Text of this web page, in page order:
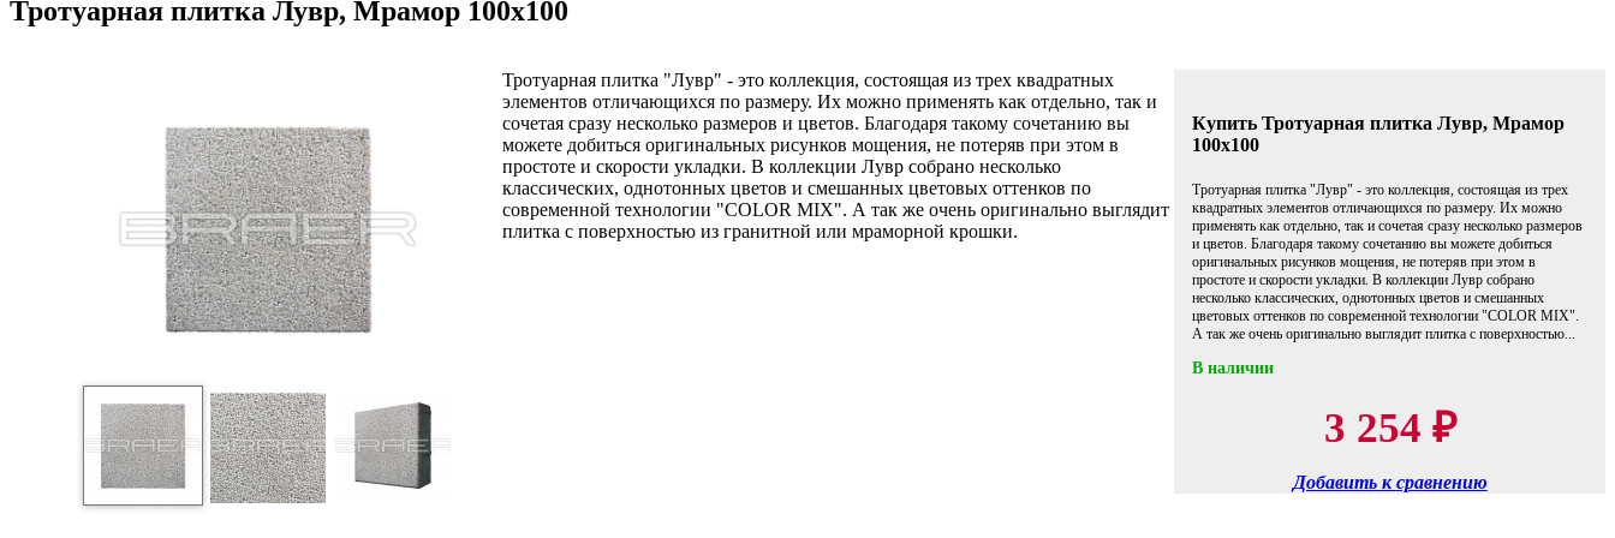
Тротуарная плитка Лувр, Мрамор 100х100
Купить Тротуарная плитка Лувр, Мрамор
100х100
Тротуарная плитка "Лувр" - это коллекция, состоящая из трех
квадратных элементов отличающихся по размеру. Их можно
применять как отдельно, так и сочетая сразу несколько размеров
и цветов. Благодаря такому сочетанию вы можете добиться
оригинальных рисунков мощения, не потеряв при этом в
простоте и скорости укладки. В коллекции Лувр собрано
несколько классических, однотонных цветов и смешанных
цветовых оттенков по современной технологии "COLOR MIX".
А так же очень оригинально выглядит плитка с поверхностью...
В наличии
3 254 ₽
Добавить к сравнению
Тротуарная плитка "Лувр" - это коллекция, состоящая из трех квадратных
элементов отличающихся по размеру. Их можно применять как отдельно, так и
сочетая сразу несколько размеров и цветов. Благодаря такому сочетанию вы
можете добиться оригинальных рисунков мощения, не потеряв при этом в
простоте и скорости укладки. В коллекции Лувр собрано несколько
классических, однотонных цветов и смешанных цветовых оттенков по
современной технологии "COLOR MIX". А так же очень оригинально выглядит
плитка с поверхностью из гранитной или мраморной крошки.